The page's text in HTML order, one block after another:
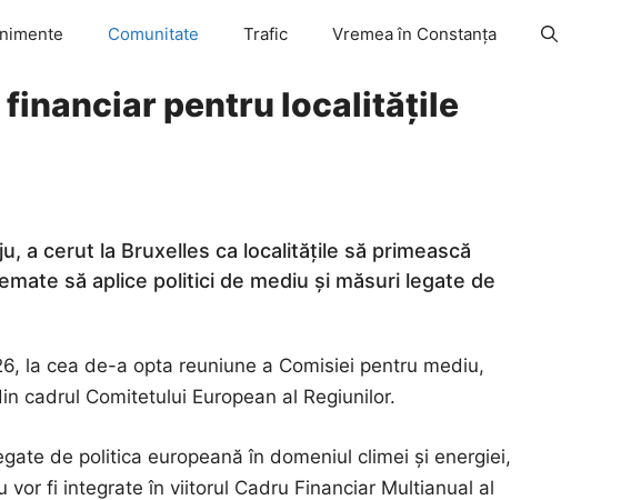
Comunitate Trafic Vremea în Constanța
financiar pentru localitățile
a cerut la Bruxelles ca localitățile să primească
să aplice politici de mediu și măsuri legate de
la cea de-a opta reuniune a Comisiei pentru mediu,
cadrul Comitetului European al Regiunilor.
de politica europeană în domeniul climei și energiei,
fi integrate în viitorul Cadru Financiar Multianual al